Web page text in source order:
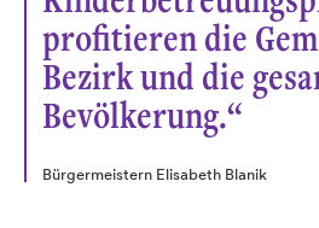
profitieren die
Bezirk und die
Bevölkerung.“
Bürgermeistern Elisabeth Blanik